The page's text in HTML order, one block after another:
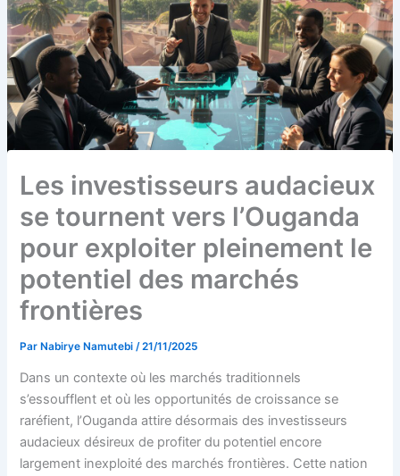
Les investisseurs audacieux
se tournent vers l’Ouganda
pour exploiter pleinement le
potentiel des marchés
frontières
ParNabirye Namutebi /21/11/2025
Dans un contexte où les marchés traditionnels
s’essoufflent et où les opportunités de croissance se
raréfient, l’Ouganda attire désormais des investisseurs
audacieux désireux de profiter du potentiel encore
largement inexploité des marchés frontières. Cette nation